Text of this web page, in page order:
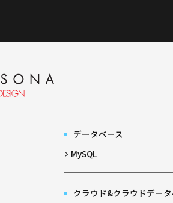
データベース
MySQL
クラウド&クラウドデー